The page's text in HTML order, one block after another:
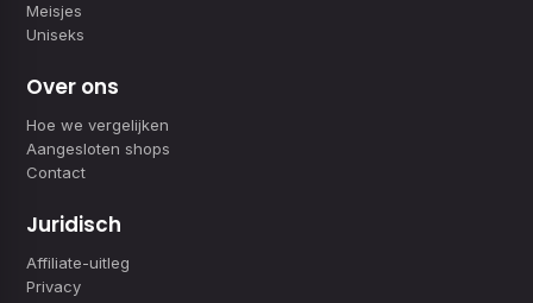
Meisjes
Uniseks
Over ons
Hoe we vergelijken
Aangesloten shops
Contact
Juridisch
Affiliate-uitleg
Privacy